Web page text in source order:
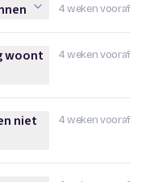
4 weken vooraf
4 weken vooraf
afvinken
woont
4 weken vooraf
aansluiten afvinken
niet